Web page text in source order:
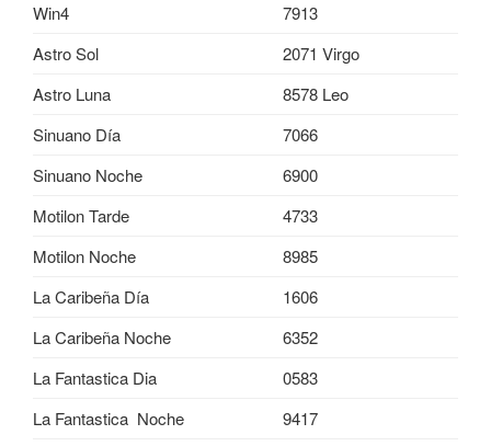
Win4
7913
Astro Sol
2071 Virgo
Astro Luna
8578 Leo
Sinuano Día
7066
Sinuano Noche
6900
Motilon Tarde
4733
Motilon Noche
8985
La Caribeña Día
1606
La Caribeña Noche
6352
La Fantastica Dia
0583
La Fantastica Noche
9417